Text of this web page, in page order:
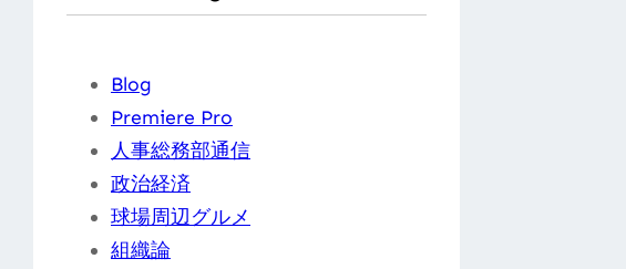
Blog
Premiere Pro
人事総務部通信
政治経済
球場周辺グルメ
組織論